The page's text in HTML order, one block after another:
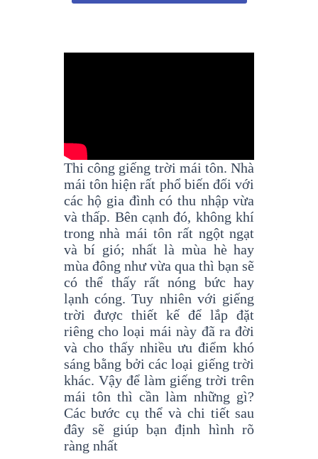
Thi công giếng trời mái tôn. Nhà
mái tôn hiện rất phổ biến đối với
các hộ gia đình có thu nhập vừa
và thấp. Bên cạnh đó, không khí
trong nhà mái tôn rất ngột ngạt
và bí gió; nhất là mùa hè hay
mùa đông như vừa qua thì bạn sẽ
có thể thấy rất nóng bức hay
lạnh cóng. Tuy nhiên với giếng
trời được thiết kế để lắp đặt
riêng cho loại mái này đã ra đời
và cho thấy nhiều ưu điểm khó
sáng bằng bởi các loại giếng trời
khác. Vậy để làm giếng trời trên
mái tôn thì cần làm những gì?
Các bước cụ thể và chi tiết sau
đây sẽ giúp bạn định hình rõ
ràng nhất